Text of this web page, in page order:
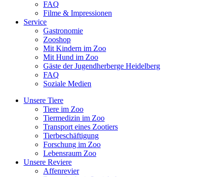
FAQ
Filme & Impressionen
Service
Gastronomie
Zooshop
Mit Kindern im Zoo
Mit Hund im Zoo
Gäste der Jugendherberge Heidelberg
FAQ
Soziale Medien
Unsere Tiere
Tiere im Zoo
Tiermedizin im Zoo
Transport eines Zootiers
Tierbeschäftigung
Forschung im Zoo
Lebensraum Zoo
Unsere Reviere
Affenrevier